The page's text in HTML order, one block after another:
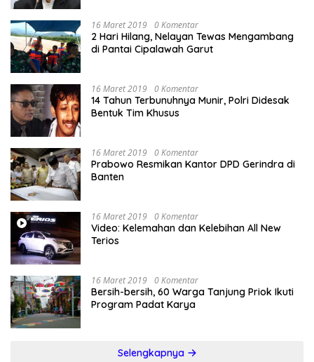
16 Maret 2019 0 Komentar
2 Hari Hilang, Nelayan Tewas Mengambang
di Pantai Cipalawah Garut
16 Maret 2019 0 Komentar
14 Tahun Terbunuhnya Munir, Polri Didesak
Bentuk Tim Khusus
16 Maret 2019 0 Komentar
Prabowo Resmikan Kantor DPD Gerindra di
Banten
16 Maret 2019 0 Komentar
Video: Kelemahan dan Kelebihan All New
Terios
16 Maret 2019 0 Komentar
Bersih-bersih, 60 Warga Tanjung Priok Ikuti
Program Padat Karya
Selengkapnya